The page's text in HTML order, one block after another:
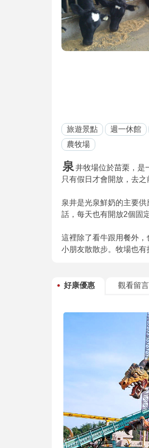
旅遊景點 週一休館
農牧場
泉 井牧場位於苗栗，是
只有假日才會開放，去之
泉井是光泉鮮奶的主要
話，每天也有開放2個固
這裡除了看牛跟用餐外
小朋友散散步。牧場也有
好康優惠 觀看留言